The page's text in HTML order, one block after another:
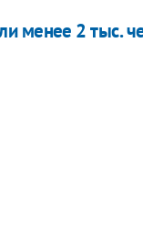
менее 2 тыс.